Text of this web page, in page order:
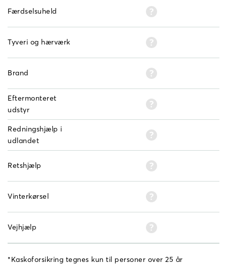
Færdselsuheld
Tyveri og hærværk
Brand
Eftermonteret
udstyr
Redningshjælp i
udlandet
Retshjælp
Vinterkørsel
Vejhjælp
*Kaskoforsikring tegnes kun til personer over 25 år